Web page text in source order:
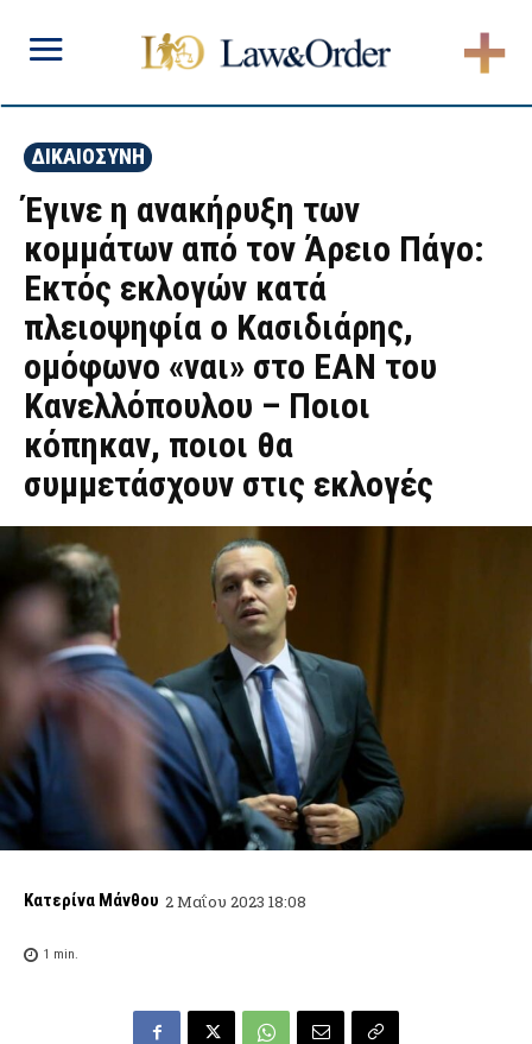
ΔΙΚΑΙΟΣΥΝΗ
Έγινε η ανακήρυξη των
κομμάτων από τον Άρειο Πάγο:
Εκτός εκλογών κατά
πλειοψηφία ο Κασιδιάρης,
ομόφωνο «ναι» στο EAN του
Κανελλόπουλου – Ποιοι
κόπηκαν, ποιοι θα
συμμετάσχουν στις εκλογές
Κατερίνα Μάνθου 2 Μαΐου 2023 18:08
1 min.